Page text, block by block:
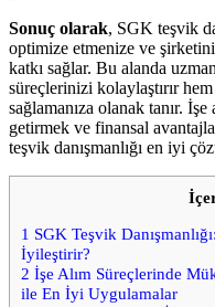
Sonuç olarak, SGK teşvik
optimize etmenize ve
katkı sağlar. Bu alanda
süreçlerinizi kolaylaştırır
sağlamanıza olanak tanır.
getirmek ve finansal
teşvik danışmanlığı en iyi
1 SGK Teşvik
İyileştirir?
2 İşe Alım Süreçlerinde
ile En İyi Uygulamalar